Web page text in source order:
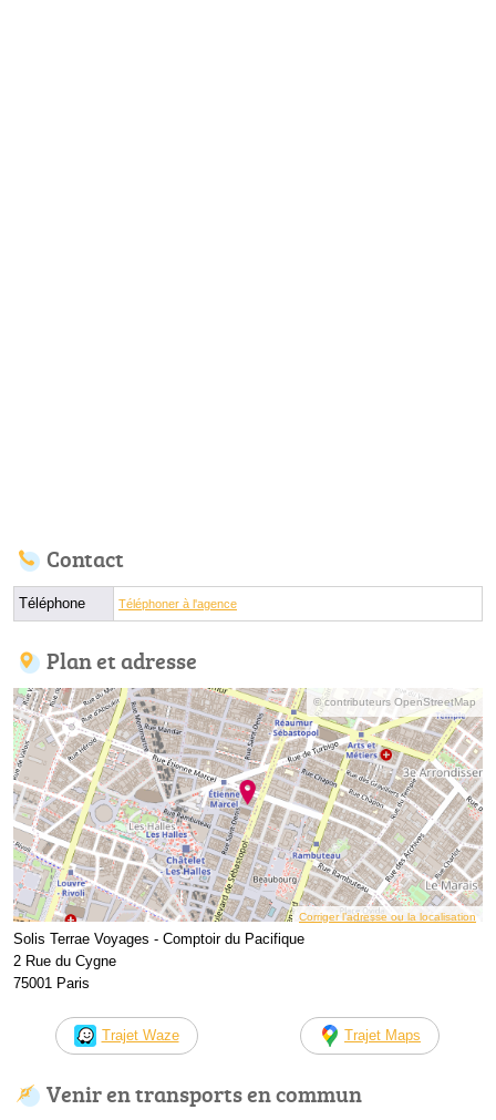
Contact
Téléphone Téléphoner à l'agence
Plan et adresse
© contributeurs OpenStreetMap
Corriger l’adresse ou la localisation
Solis Terrae Voyages - Comptoir du Pacifique
2 Rue du Cygne
75001 Paris
Trajet Waze Trajet Maps
Venir en transports en commun